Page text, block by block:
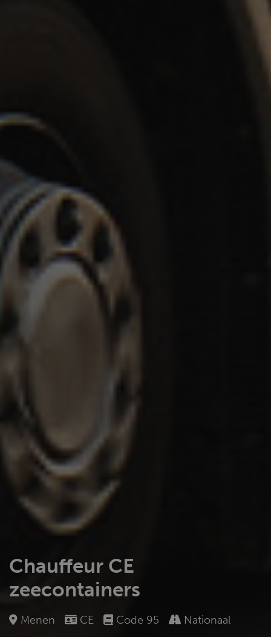
Chauffeur CE
zeecontainers
Menen CE Code 95
Nationaal